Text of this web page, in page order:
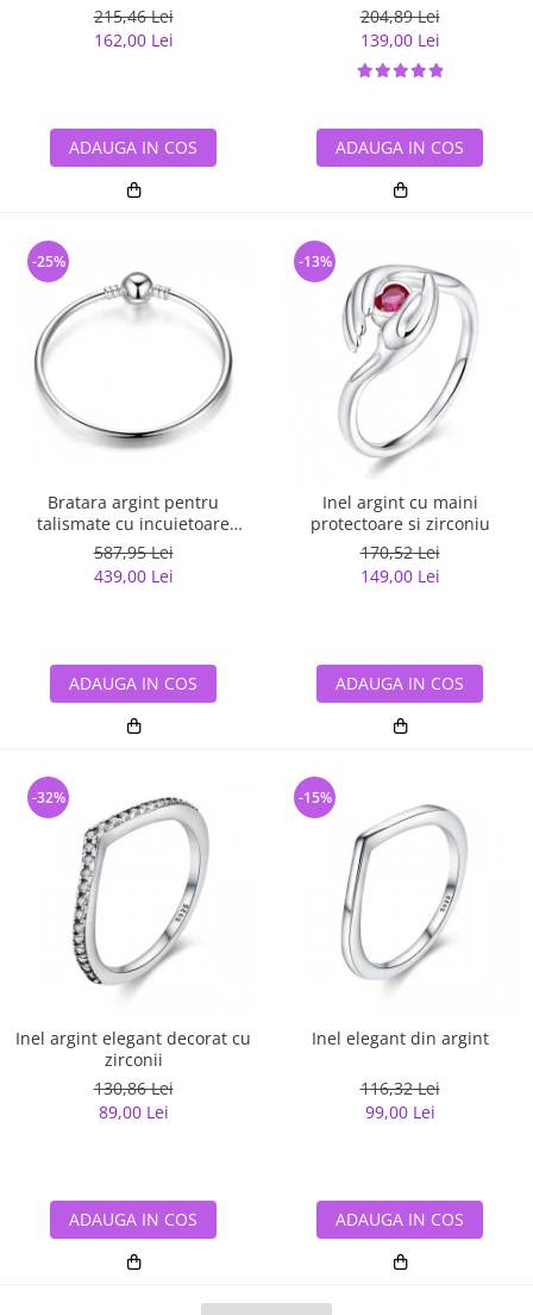
215,46 Lei
162,00 Lei
ADAUGA IN COS
204,89 Lei
139,00 Lei
ADAUGA IN COS
Bratara argint pentru
talismate cu incuietoare
sferica
587,95 Lei
439,00 Lei
-25%
ADAUGA IN COS
Inel argint cu maini
protectoare si zirconiu
170,52 Lei
149,00 Lei
-13%
ADAUGA IN COS
Inel argint elegant decorat cu
zirconii
130,86 Lei
89,00 Lei
-32%
ADAUGA IN COS
Inel elegant din argint
116,32 Lei
99,00 Lei
-15%
ADAUGA IN COS